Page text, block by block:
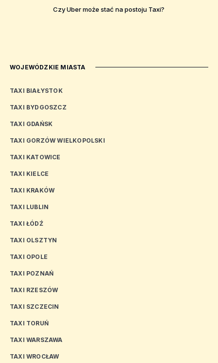
Czy Uber może stać na postoju Taxi?
WOJEWÓDZKIE MIASTA
TAXI BIAŁYSTOK
TAXI BYDGOSZCZ
TAXI GDAŃSK
TAXI GORZÓW WIELKOPOLSKI
TAXI KATOWICE
TAXI KIELCE
TAXI KRAKÓW
TAXI LUBLIN
TAXI ŁÓDŹ
TAXI OLSZTYN
TAXI OPOLE
TAXI POZNAŃ
TAXI RZESZÓW
TAXI SZCZECIN
TAXI TORUŃ
TAXI WARSZAWA
TAXI WROCŁAW